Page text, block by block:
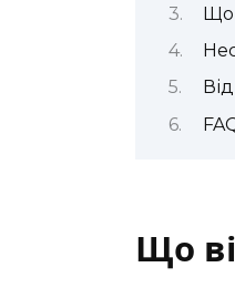
Що
Що